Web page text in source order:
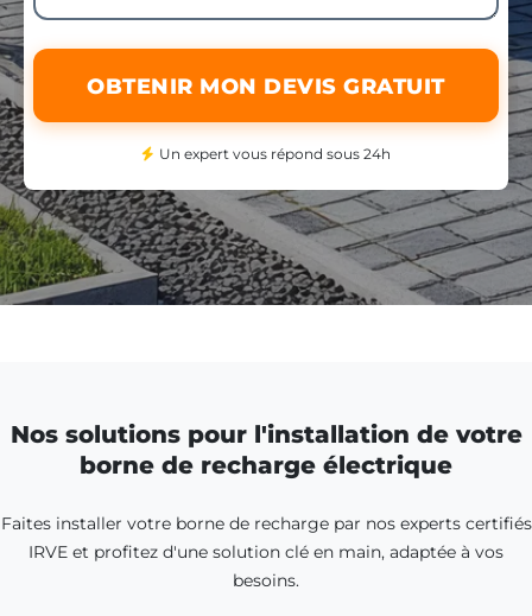
OBTENIR MON DEVIS GRATUIT
Un expert vous répond sous 24h
Nos solutions pour l'installation de votre
borne de recharge électrique
Faites installer votre borne de recharge par nos experts certifiés
IRVE et profitez d'une solution clé en main, adaptée à vos
besoins.